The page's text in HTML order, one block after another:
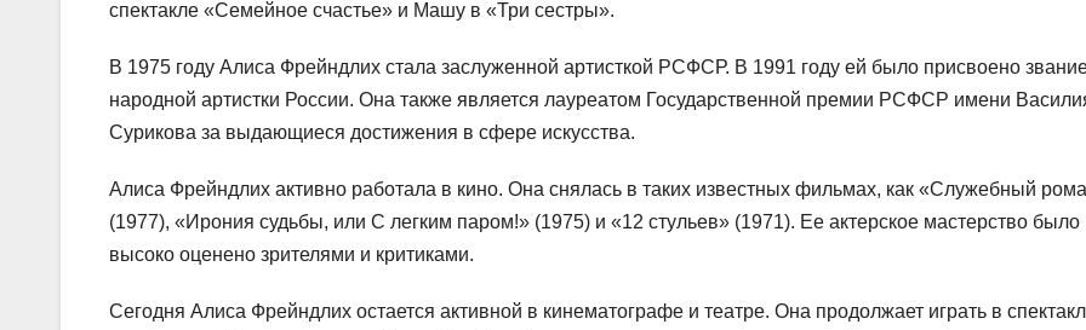
спектакле «Семейное счастье» и Машу в «Три сестры».
В 1975 году Алиса Фрейндлих стала заслуженной артисткой РСФСР. В 1991 году ей было присвоено
народной артистки России. Она также является лауреатом Государственной премии РСФСР имени
Сурикова за выдающиеся достижения в сфере искусства.
Алиса Фрейндлих активно работала в кино. Она снялась в таких известных фильмах, как «Служебный
(1977), «Ирония судьбы, или С легким паром!» (1975) и «12 стульев» (1971). Ее актерское мастерство было
высоко оценено зрителями и критиками.
Сегодня Алиса Фрейндлих остается активной в кинематографе и театре. Она продолжает играть в